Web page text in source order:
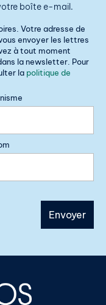
boîte e-mail.
Votre adresse de
envoyer les lettres
à tout moment
la newsletter. Pour
la politique de